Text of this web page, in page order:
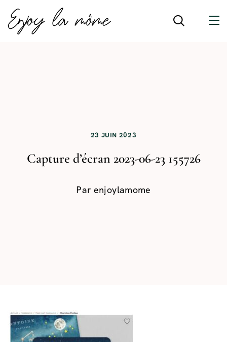
23 JUIN 2023
Capture d’écran 2023-06-23 155726
Par enjoylamome